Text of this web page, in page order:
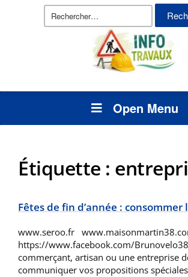
Rechercher :
Open Menu
Étiquette :
Fêtes de fin d’année : consommer
www.seroo.fr
https://www.facebook.com/
commerçant, artisan ou une entreprise
communiquer vos propositions